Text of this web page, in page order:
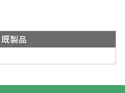
既製品